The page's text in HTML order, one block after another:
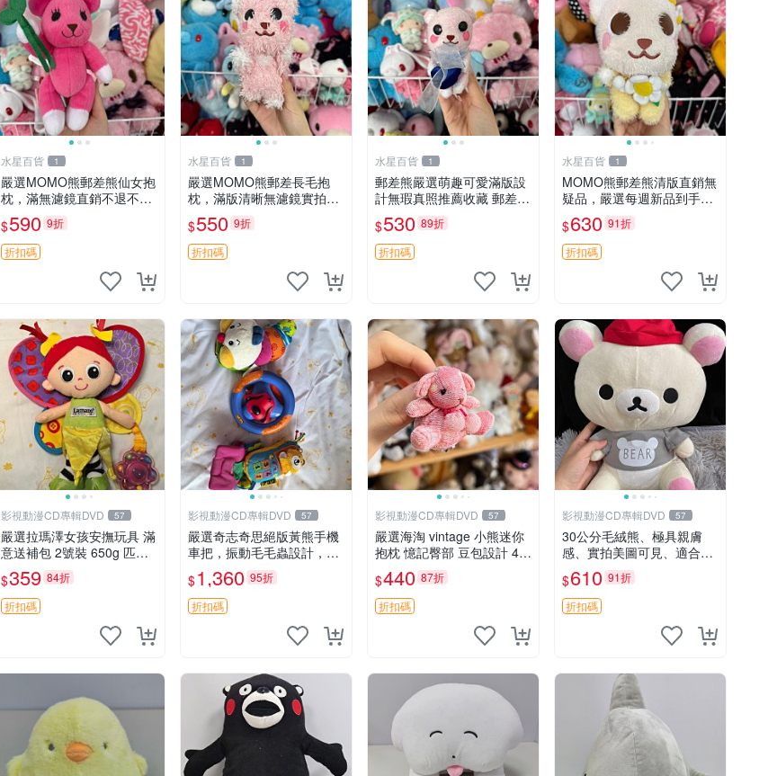
水星百貨 1
嚴選MOMO熊郵差熊仙女抱
枕，滿無濾鏡直銷不退不換
經典造型可愛必備 紅薯啵啵
間抱枕 抱枕 時尚
$590 9折
折扣碼
水星百貨 1
嚴選MOMO熊郵差長毛抱
枕，滿版清晰無濾鏡實拍直
銷。每周新品到貨，不容錯
過！ 郵差熊 長毛 抱枕
$550 9折
折扣碼
水星百貨 1
郵差熊嚴選萌趣可愛滿版設
計無瑕真照推薦收藏 郵差熊
熊抱枕 紅薯啵啵間
$530 89折
折扣碼
水星百貨 1
MOMO熊郵差熊清版直銷無
疑品，嚴選每週新品到手。
紅薯啵啵鮮果間 郵差熊 清
版 紅薯啵啵間
$630 91折
折扣碼
影視動漫CD專輯DVD 57
嚴選拉瑪澤女孩安撫玩具 滿
意送補包 2號裝 650g 匹配
嬰幼童舒壓好伴侶 女孩專用
安心選擇 安撫玩偶 衝包 玩
具
$359 84折
折扣碼
影視動漫CD專輯DVD 57
嚴選奇志奇思絕版黃熊手機
車把，振動毛毛蟲設計，直
SALE 售不退不換 毛毛蟲 手
機 車把
$1,360 95折
折扣碼
影視動漫CD專輯DVD 57
嚴選海淘 vintage 小熊迷你
抱枕 憶記臀部 豆包設計 4c
m 高 推薦收藏 迷你豆包小
熊、高臀部、豆袋抱枕
$440 87折
折扣碼
影視動漫CD專輯DVD 57
30公分毛絨熊、極具親膚
感、實拍美圖可見、適合送
禮收藏 毛絨熊 送禮 熊抱
$610 91折
折扣碼